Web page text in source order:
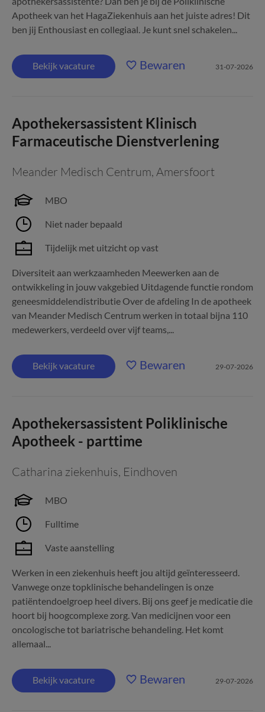
Apotheek van het HagaZiekenhuis aan het juiste adres! Dit
ben jij Enthousiast en collegiaal. Je kunt snel schakelen...
Bekijk vacature Bewaren 31-07-2026
Apothekersassistent Klinisch
Farmaceutische Dienstverlening
Meander Medisch Centrum, Amersfoort
MBO
Niet nader bepaald
Tijdelijk met uitzicht op vast
Diversiteit aan werkzaamheden Meewerken aan de
ontwikkeling in jouw vakgebied Uitdagende functie rondom
geneesmiddelendistributie Over de afdeling In de apotheek
van Meander Medisch Centrum werken in totaal bijna 110
medewerkers, verdeeld over vijf teams,...
Bekijk vacature Bewaren 29-07-2026
Apothekersassistent Poliklinische
Apotheek - parttime
Catharina ziekenhuis, Eindhoven
MBO
Fulltime
Vaste aanstelling
Werken in een ziekenhuis heeft jou altijd geïnteresseerd.
Vanwege onze topklinische behandelingen is onze
patiëntendoelgroep heel divers. Bij ons geef je medicatie die
hoort bij hoogcomplexe zorg. Van medicijnen voor een
oncologische tot bariatrische behandeling. Het komt
allemaal...
Bekijk vacature Bewaren 29-07-2026